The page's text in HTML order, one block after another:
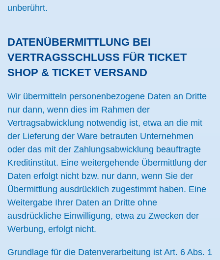
unberührt.
DATENÜBERMITTLUNG BEI
VERTRAGSSCHLUSS FÜR TICKET
SHOP & TICKET VERSAND
Wir übermitteln personenbezogene Daten an Dritte
nur dann, wenn dies im Rahmen der
Vertragsabwicklung notwendig ist, etwa an die mit
der Lieferung der Ware betrauten Unternehmen
oder das mit der Zahlungsabwicklung beauftragte
Kreditinstitut. Eine weitergehende Übermittlung der
Daten erfolgt nicht bzw. nur dann, wenn Sie der
Übermittlung ausdrücklich zugestimmt haben. Eine
Weitergabe Ihrer Daten an Dritte ohne
ausdrückliche Einwilligung, etwa zu Zwecken der
Werbung, erfolgt nicht.
Grundlage für die Datenverarbeitung ist Art. 6 Abs. 1